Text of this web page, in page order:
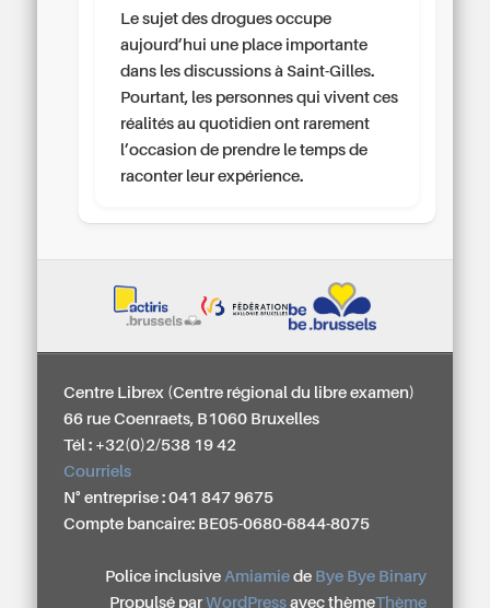
Le sujet des drogues occupe
aujourd’hui une place importante
dans les discussions à Saint-Gilles.
Pourtant, les personnes qui vivent ces
réalités au quotidien ont rarement
l’occasion de prendre le temps de
raconter leur expérience.
Centre Librex (Centre régional du libre examen)
66 rue Coenraets, B1060 Bruxelles
Tél : +32(0)2/538 19 42
Courriels
N° entreprise : 041 847 9675
Compte bancaire: BE05-0680-6844-8075
Police inclusive Amiamiede Bye Bye Binary
Propulsé par WordPressavec thèmeThème